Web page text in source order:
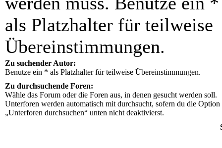
als Platzhalter für teilweise
Übereinstimmungen.
Zu suchender Autor:
Benutze ein * als Platzhalter für teilweise Übereinstimmungen.
Zu durchsuchende Foren:
Wähle das Forum oder die Foren aus, in denen gesucht werden soll.
Unterforen werden automatisch mit durchsucht, sofern du die Option
„Unterforen durchsuchen“ unten nicht deaktivierst.